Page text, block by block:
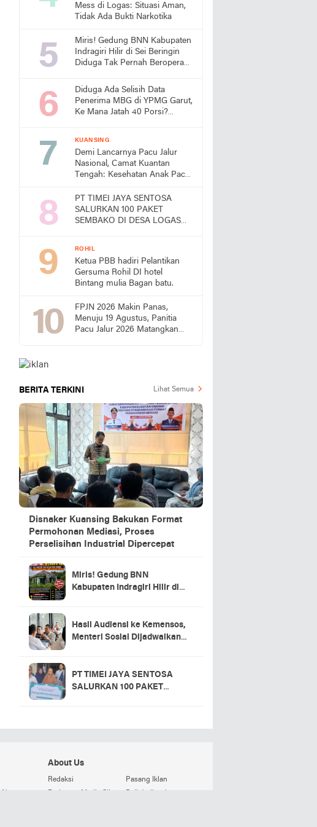
Mess di Logas: Situasi Aman,
Tidak Ada Bukti Narkotika
Miris! Gedung BNN Kabupaten
Indragiri Hilir di Sei Beringin
Diduga Tak Pernah Beroperasi,
Pemanfaatan Aset Negara
Diduga Ada Selisih Data
Penerima MBG di YPMG Garut,
Ke Mana Jatah 40 Porsi?
KUANSING
Demi Lancarnya Pacu Jalur
Nasional, Camat Kuantan
Tengah: Kesehatan Anak Pacu
PT TIMEI JAYA SENTOSA
SALURKAN 100 PAKET
SEMBAKO DI DESA LOGAS
ROHIL
Ketua PBB hadiri Pelantikan
Gersuma Rohil DI hotel
Bintang mulia Bagan batu.
FPJN 2026 Makin Panas,
Menuju 19 Agustus, Panitia
Pacu Jalur 2026 Matangkan
BERITA TERKINI Lihat Semua
Disnaker Kuansing Bakukan Format
Permohonan Mediasi, Proses
Perselisihan Industrial Dipercepat
Miris! Gedung BNN
Kabupaten Indragiri Hilir di
Pertanyakan Pemanfaatan
Aset Negara
Hasil Audiensi ke Kemensos,
Menteri Sosial Dijadwalkan
Kuansing
PT TIMEI JAYA SENTOSA
SALURKAN 100 PAKET
About Us
Redaksi
Pasang Iklan